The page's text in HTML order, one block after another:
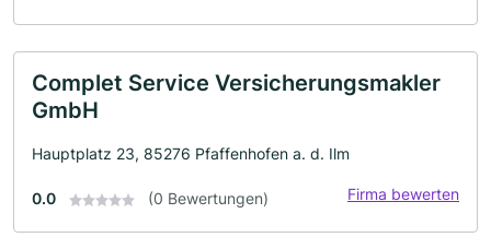
Complet Service Versicherungsmakler
GmbH
Hauptplatz 23, 85276 Pfaffenhofen a. d. Ilm
0.0 (0 Bewertungen) Firma bewerten